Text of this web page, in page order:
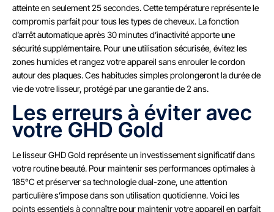
atteinte en seulement 25 secondes. Cette température représente le
compromis parfait pour tous les types de cheveux. La fonction
d’arrêt automatique après 30 minutes d’inactivité apporte une
sécurité supplémentaire. Pour une utilisation sécurisée, évitez les
zones humides et rangez votre appareil sans enrouler le cordon
autour des plaques. Ces habitudes simples prolongeront la durée de
vie de votre lisseur, protégé par une garantie de 2 ans.
Les erreurs à éviter avec
votre GHD Gold
Le lisseur GHD Gold représente un investissement significatif dans
votre routine beauté. Pour maintenir ses performances optimales à
185°C et préserver sa technologie dual-zone, une attention
particulière s’impose dans son utilisation quotidienne. Voici les
points essentiels à connaître pour maintenir votre appareil en parfait